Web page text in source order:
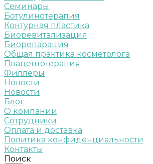
Семинары
Ботулинотерапия
Контурная пластика
Биоревитализация
Биорепарация
Общая практика косметолога
Плацентотерапия
Филлеры
Новости
Новости
Блог
О компании
Сотрудники
Оплата и доставка
Политика конфиденциальности
Контакты
Поиск